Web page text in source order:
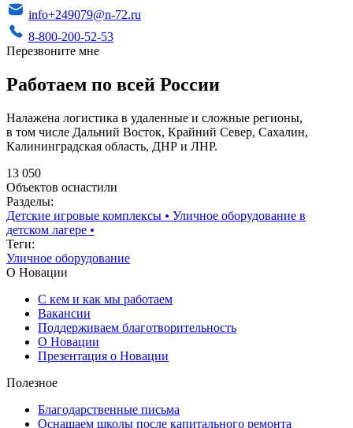
info+249079@n-72.ru
8-800-200-52-53
Перезвоните мне
Работаем по всей России
Налажена логистика в удаленные и сложные регионы,
в том числе Дальний Восток, Крайний Север, Сахалин,
Калининградская область, ДНР и ЛНР.
13 050
Объектов оснастили
Разделы:
Детские игровые комплексы • Уличное оборудование в
детском лагере •
Теги:
Уличное оборудование
О Новации
С кем и как мы работаем
Вакансии
Поддерживаем благотворительность
О Новации
Презентация о Новации
Полезное
Благодарственные письма
Оснащаем школы после капитального ремонта